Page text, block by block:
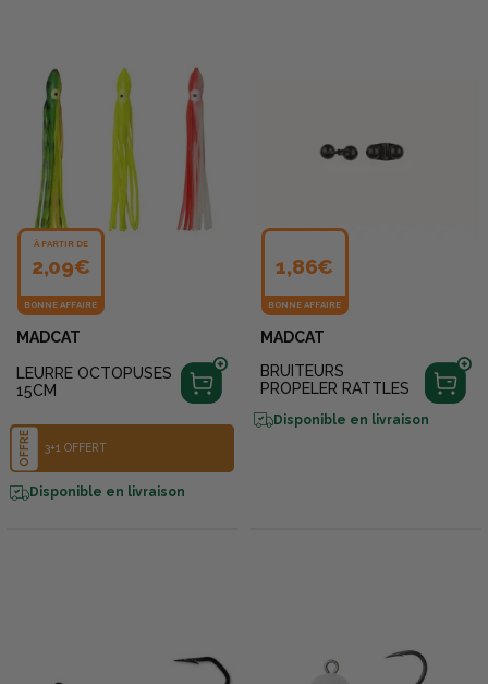
À PARTIR DE
2,09€
BONNE AFFAIRE
MADCAT
LEURRE OCTOPUSES
15CM
OFFRE 3+1 OFFERT
Disponible en livraison
1,86€
BONNE AFFAIRE
MADCAT
BRUITEURS
PROPELER RATTLES
Disponible en livraison